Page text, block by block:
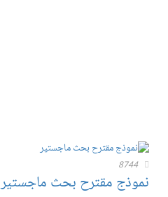
8744
نموذج مقترح بحث ماجستير